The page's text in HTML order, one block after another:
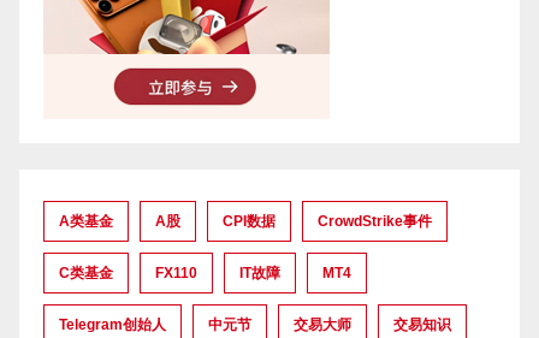
A类基金 A股 CPI数据 CrowdStrike事件
C类基金 FX110 IT故障 MT4
Telegram创始人 中元节 交易大师 交易知识